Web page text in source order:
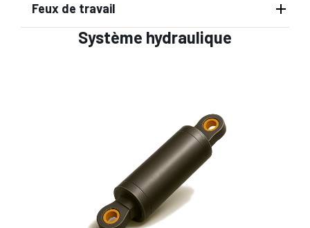
Feux de travail
Système hydraulique